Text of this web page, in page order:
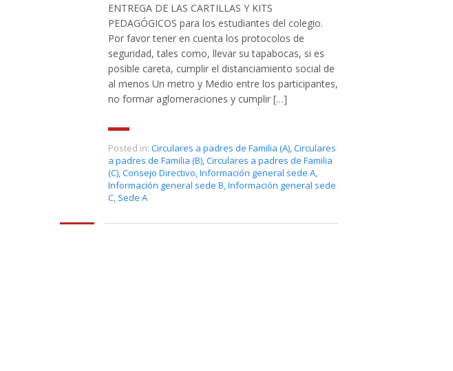
ENTREGA DE LAS CARTILLAS Y KITS
PEDAGÓGICOS para los estudiantes del colegio.
Por favor tener en cuenta los protocolos de
seguridad, tales como, llevar su tapabocas, si es
posible careta, cumplir el distanciamiento social de
al menos Un metro y Medio entre los participantes,
no formar aglomeraciones y cumplir […]
Posted in: Circulares a padres de Familia (A),Circulares
a padres de Familia (B),Circulares a padres de Familia
(C),Consejo Directivo,Información general sede A,
Información general sede B,Información general sede
C, Sede A